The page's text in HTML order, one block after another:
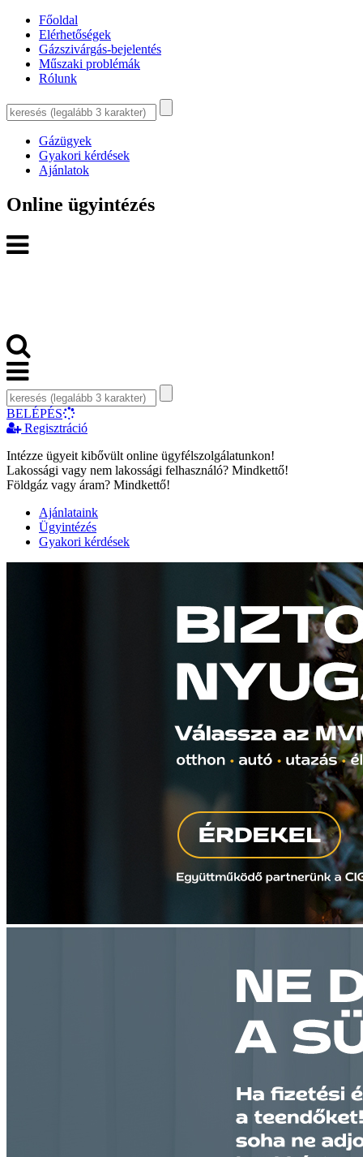
Főoldal
Elérhetőségek
Gázszivárgás-bejelentés
Műszaki problémák
Rólunk
Gázügyek
Gyakori kérdések
Ajánlatok
Online ügyintézés
BELÉPÉS
Regisztráció
Intézze ügyeit kibővült online ügyfélszolgálatunkon!
Lakossági vagy nem lakossági felhasználó? Mindkettő!
Földgáz vagy áram? Mindkettő!
Ajánlataink
Ügyintézés
Gyakori kérdések